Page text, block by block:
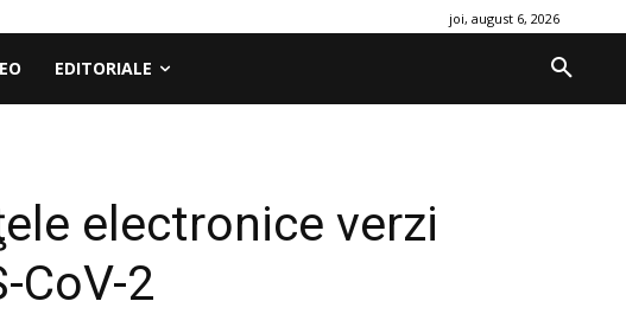
joi, august 6, 2026
EDITORIALE
electronice verzi
CoV-2